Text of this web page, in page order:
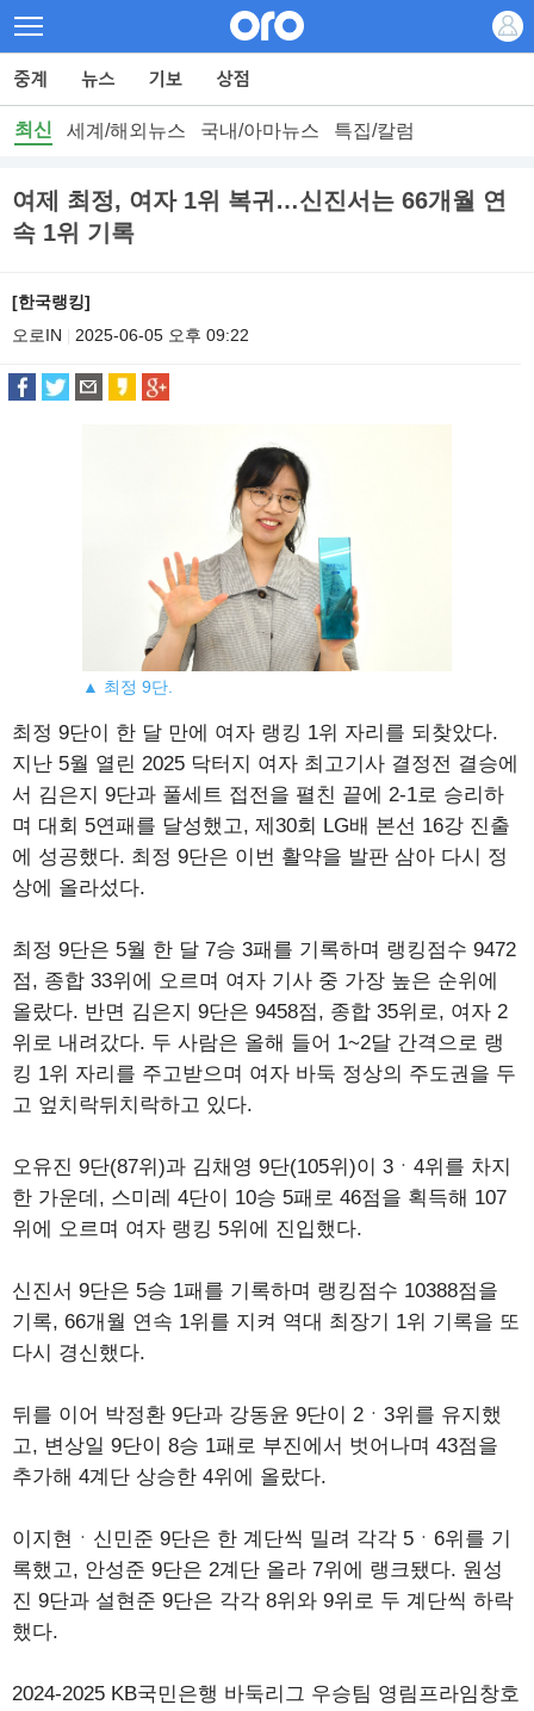
최신 세계/해외뉴스 국내/아마뉴스 특집/칼럼
여제 최정, 여자 1위 복귀…신진서는 66개월 연
속 1위 기록
[한국랭킹]
오로IN
2025-06-05 오후 09:22
▲ 최정 9단.
최정 9단이 한 달 만에 여자 랭킹 1위 자리를 되찾았다.
지난 5월 열린 2025 닥터지 여자 최고기사 결정전 결승에
서 김은지 9단과 풀세트 접전을 펼친 끝에 2-1로 승리하
며 대회 5연패를 달성했고, 제30회 LG배 본선 16강 진출
에 성공했다. 최정 9단은 이번 활약을 발판 삼아 다시 정
상에 올라섰다.
최정 9단은 5월 한 달 7승 3패를 기록하며 랭킹점수 9472
점, 종합 33위에 오르며 여자 기사 중 가장 높은 순위에
올랐다. 반면 김은지 9단은 9458점, 종합 35위로, 여자 2
위로 내려갔다. 두 사람은 올해 들어 1~2달 간격으로 랭
킹 1위 자리를 주고받으며 여자 바둑 정상의 주도권을 두
고 엎치락뒤치락하고 있다.
오유진 9단(87위)과 김채영 9단(105위)이 3ㆍ4위를 차지
한 가운데, 스미레 4단이 10승 5패로 46점을 획득해 107
위에 오르며 여자 랭킹 5위에 진입했다.
신진서 9단은 5승 1패를 기록하며 랭킹점수 10388점을
기록, 66개월 연속 1위를 지켜 역대 최장기 1위 기록을 또
다시 경신했다.
뒤를 이어 박정환 9단과 강동윤 9단이 2ㆍ3위를 유지했
고, 변상일 9단이 8승 1패로 부진에서 벗어나며 43점을
추가해 4계단 상승한 4위에 올랐다.
이지현ㆍ신민준 9단은 한 계단씩 밀려 각각 5ㆍ6위를 기
록했고, 안성준 9단은 2계단 올라 7위에 랭크됐다. 원성
진 9단과 설현준 9단은 각각 8위와 9위로 두 계단씩 하락
했다.
2024-2025 KB국민은행 바둑리그 우승팀 영림프라임창호